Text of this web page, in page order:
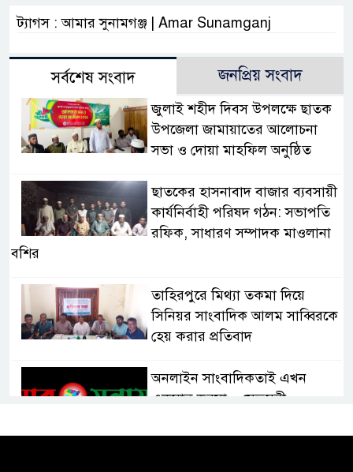
ট্যাগস : আমার সুনামগঞ্জ | Amar Sunamganj
সর্বশেষ সংবাদ জনপ্রিয় সংবাদ
জুলাই শহীদ দিবস উপলক্ষে ছাতক
উপজেলা জামায়াতের আলোচনা
সভা ও দোয়া মাহফিল অনুষ্ঠিত
ছাতকের হাসনাবাদ বাজার ব্যবসায়ী
কার্যনির্বাহী পরিষদ গঠন: সভাপতি
রফিক, সাধারণ সম্পাদক মাওলানা
বশির
তাহিরপুরে মিথ্যা তকমা দিয়ে
সিনিয়র সাংবাদিক আলম সাব্বিরকে
হেয় করার প্রতিবাদ
অনলাইন সাংবাদিকতাই এখন
একমাত্র ভরসা – সেতুমন্ত্রী